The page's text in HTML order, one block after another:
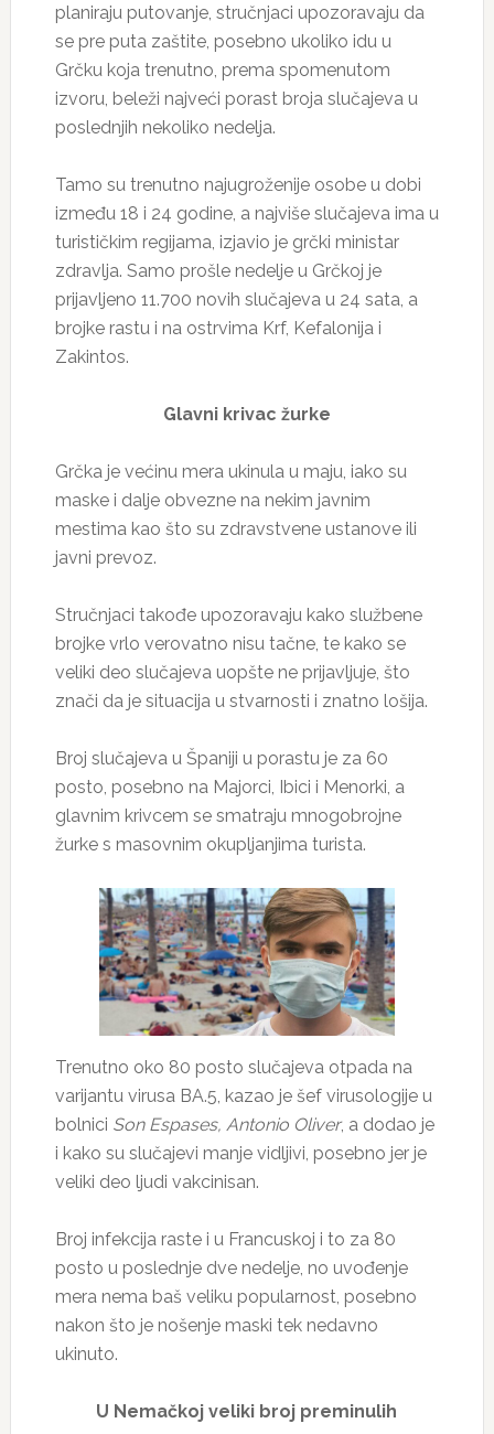
planiraju putovanje, stručnjaci upozoravaju da
se pre puta zaštite, posebno ukoliko idu u
Grčku koja trenutno, prema spomenutom
izvoru, beleži najveći porast broja slučajeva u
poslednjih nekoliko nedelja.
Tamo su trenutno najugroženije osobe u dobi
između 18 i 24 godine, a najviše slučajeva ima u
turističkim regijama, izjavio je grčki ministar
zdravlja. Samo prošle nedelje u Grčkoj je
prijavljeno 11.700 novih slučajeva u 24 sata, a
brojke rastu i na ostrvima Krf, Kefalonija i
Zakintos.
Glavni krivac žurke
Grčka je većinu mera ukinula u maju, iako su
maske i dalje obvezne na nekim javnim
mestima kao što su zdravstvene ustanove ili
javni prevoz.
Stručnjaci takođe upozoravaju kako službene
brojke vrlo verovatno nisu tačne, te kako se
veliki deo slučajeva uopšte ne prijavljuje, što
znači da je situacija u stvarnosti i znatno lošija.
Broj slučajeva u Španiji u porastu je za 60
posto, posebno na Majorci, Ibici i Menorki, a
glavnim krivcem se smatraju mnogobrojne
žurke s masovnim okupljanjima turista.
Trenutno oko 80 posto slučajeva otpada na
varijantu virusa BA.5, kazao je šef virusologije u
bolnici Son Espases, Antonio Oliver, a dodao je
i kako su slučajevi manje vidljivi, posebno jer je
veliki deo ljudi vakcinisan.
Broj infekcija raste i u Francuskoj i to za 80
posto u poslednje dve nedelje, no uvođenje
mera nema baš veliku popularnost, posebno
nakon što je nošenje maski tek nedavno
ukinuto.
U Nemačkoj veliki broj preminulih